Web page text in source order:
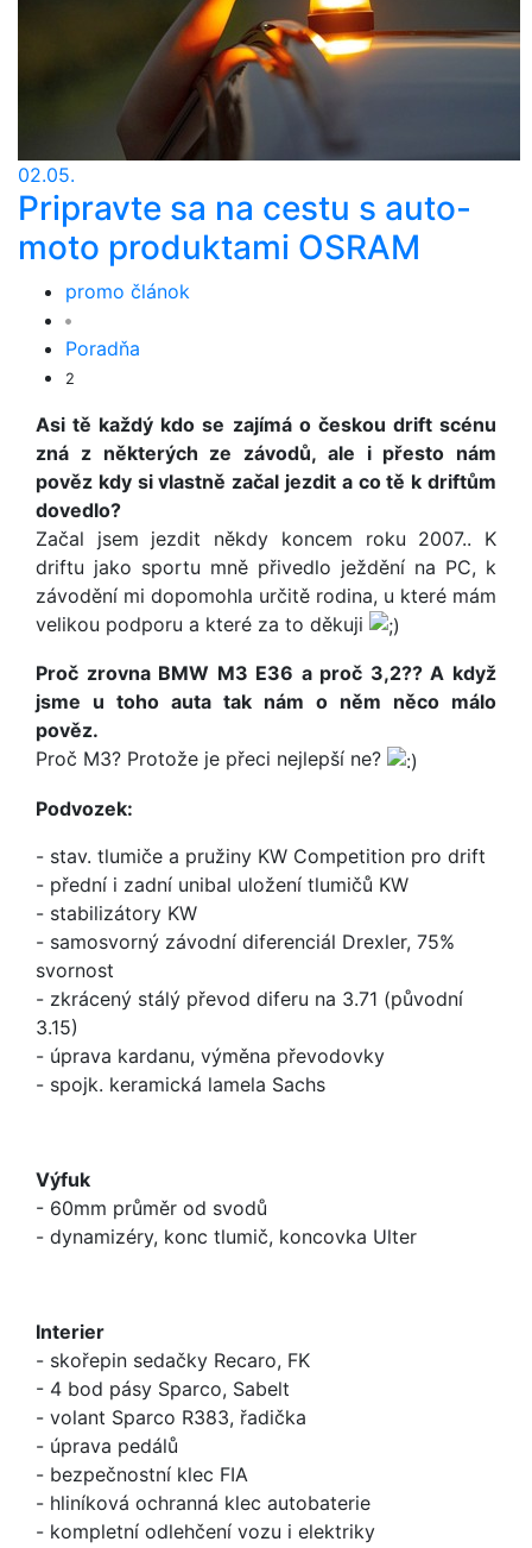
02.05.
Pripravte sa na cestu s auto-
moto produktami OSRAM
promo článok
Poradňa
2
Asi tě každý kdo se zajímá o českou drift scénu
zná z některých ze závodů, ale i přesto nám
pověz kdy si vlastně začal jezdit a co tě k driftům
dovedlo?
Začal jsem jezdit někdy koncem roku 2007.. K
driftu jako sportu mně přivedlo ježdění na PC, k
závodění mi dopomohla určitě rodina, u které mám
velikou podporu a které za to děkuji
Proč zrovna BMW M3 E36 a proč 3,2?? A když
jsme u toho auta tak nám o něm něco málo
pověz.
Proč M3? Protože je přeci nejlepší ne?
Podvozek:
- stav. tlumiče a pružiny KW Competition pro drift
- přední i zadní unibal uložení tlumičů KW
- stabilizátory KW
- samosvorný závodní diferenciál Drexler, 75%
svornost
- zkrácený stálý převod diferu na 3.71 (původní
3.15)
- úprava kardanu, výměna převodovky
- spojk. keramická lamela Sachs
Výfuk
- 60mm průměr od svodů
- dynamizéry, konc tlumič, koncovka Ulter
Interier
- skořepin sedačky Recaro, FK
- 4 bod pásy Sparco, Sabelt
- volant Sparco R383, řadička
- úprava pedálů
- bezpečnostní klec FIA
- hliníková ochranná klec autobaterie
- kompletní odlehčení vozu i elektriky